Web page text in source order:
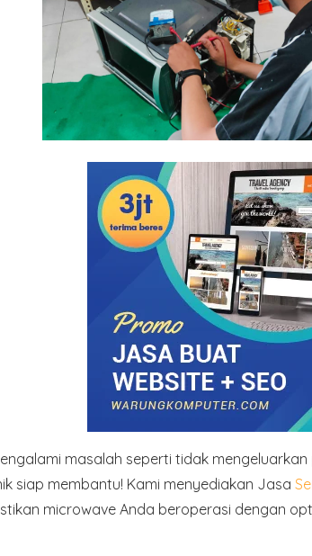
masalah seperti tidak
siap membantu! Kami menyediakan Jasa
microwave Anda beroperasi dengan